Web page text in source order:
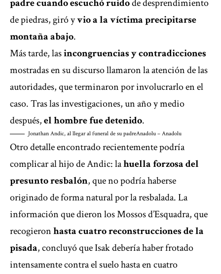
padre cuando escuchó ruidode desprendimiento
de piedras, giró yvio a la víctima precipitarse
montaña abajo.
Más tarde, lasincongruencias y contradicciones
mostradas en su discurso llamaron la atención de las
autoridades, que terminaron por involucrarlo en el
caso. Tras las investigaciones, un año y medio
después,el hombre fue detenido.
Jonathan Andic, al llegar al funeral de su padreAnadolu – Anadolu
Otro detalle encontrado recientemente podría
complicar al hijo de Andic: lahuella forzosa del
presunto resbalón, que no podría haberse
originado de forma natural por la resbalada. La
información que dieron los Mossos d’Esquadra, que
recogieronhasta cuatro reconstrucciones de la
pisada, concluyó que Isak debería haber frotado
intensamente contra el suelo hasta en cuatro